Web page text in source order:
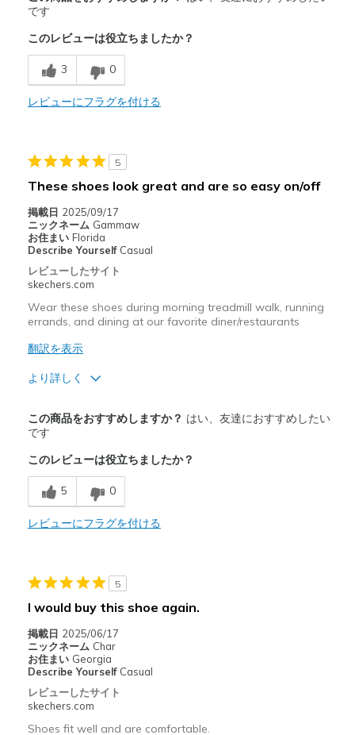
Attractive Design
Comfortable
Stylish
商品が期待と異なったレビュー
以下に最適
Casual Wear
Going Out
Width
Feels true to width
Sizing
View On Shoes
です
このレビューは役立ちましたか？
3 0
レビューにフラグを付ける
5
These shoes look great and are so easy on/off
掲載日 2025/09/17
ニックネーム Gammaw
お住まい Florida
Describe Yourself Casual
レビューしたサイト
skechers.com
Wear these shoes during morning treadmill walk, running
errands, and dining at our favorite diner/restaurants
翻訳を表示
より詳しく
Attractive Design
Breathe Well
Comfortable
Durable
Stylish
以下に最適
Casual Wear
Width
Feels true to width
Sizing
View On Shoes
この商品をおすすめしますか？ はい、友達におすすめしたい
です
このレビューは役立ちましたか？
5 0
レビューにフラグを付ける
5
I would buy this shoe again.
掲載日 2025/06/17
ニックネーム Char
お住まい Georgia
Describe Yourself Casual
レビューしたサイト
skechers.com
Shoes fit well and are comfortable.